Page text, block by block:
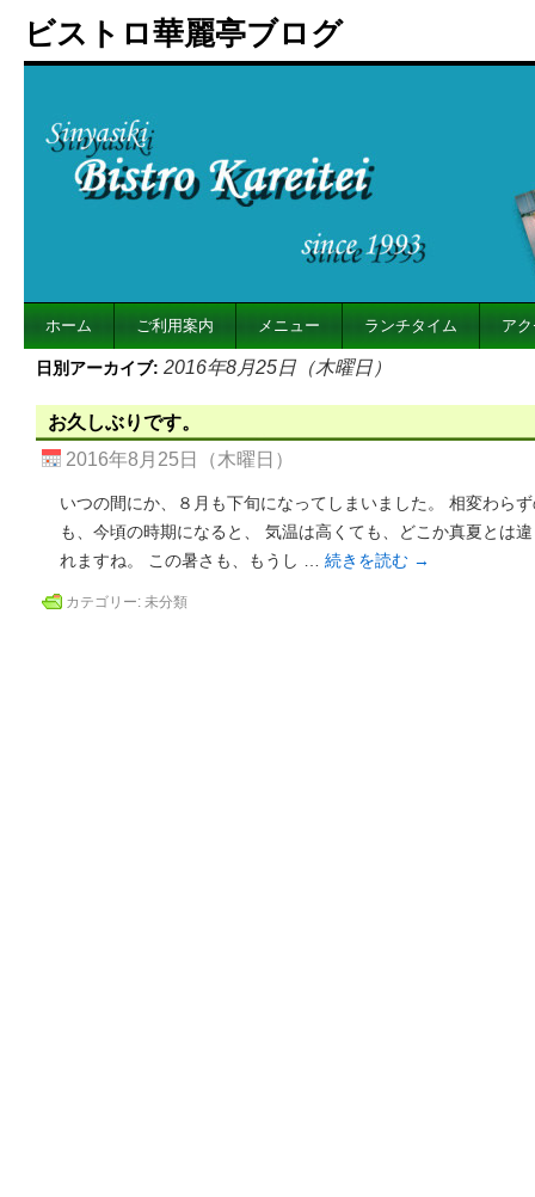
ビストロ華麗亭ブログ
ホーム ご利用案内 メニュー ランチタイム ア
日別アーカイブ: 2016年8月25日（木曜日）
お久しぶりです。
2016年8月25日（木曜日）
いつの間にか、８月も下旬になってしまいました。 相変わら
も、今頃の時期になると、 気温は高くても、どこか真夏と
れますね。 この暑さも、もうし … 続きを読む →
カテゴリー: 未分類